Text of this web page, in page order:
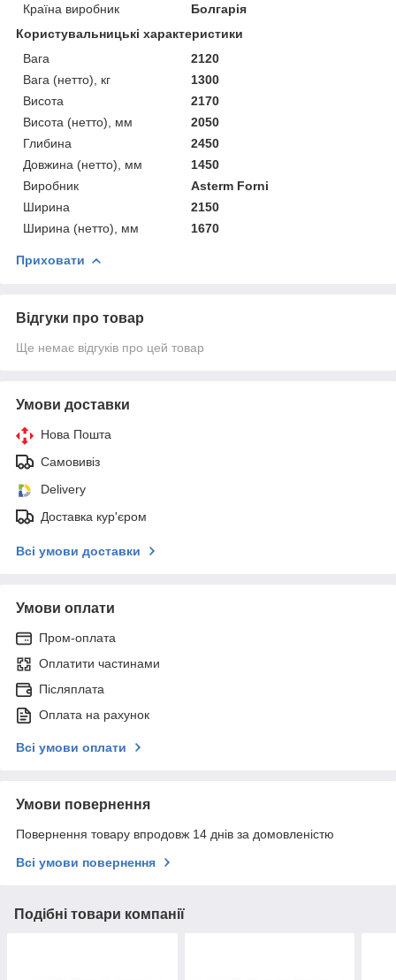
Країна виробник
Болгарія
Користувальницькі характеристики
Вага
2120
Вага (нетто), кг
1300
Висота
2170
Висота (нетто), мм
2050
Глибина
2450
Довжина (нетто), мм
1450
Виробник
Asterm Forni
Ширина
2150
Ширина (нетто), мм
1670
Приховати
Відгуки про товар
Ще немає відгуків про цей товар
Умови доставки
Нова Пошта
Самовивіз
Delivery
Доставка кур'єром
Всі умови доставки
Умови оплати
Пром-оплата
Оплатити частинами
Післяплата
Оплата на рахунок
Всі умови оплати
Умови повернення
Повернення товару впродовж 14 днів за домовленістю
Всі умови повернення
Подібні товари компанії